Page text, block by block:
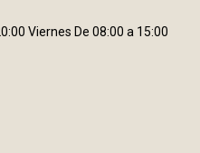
Viernes De 08:00 a 15:00